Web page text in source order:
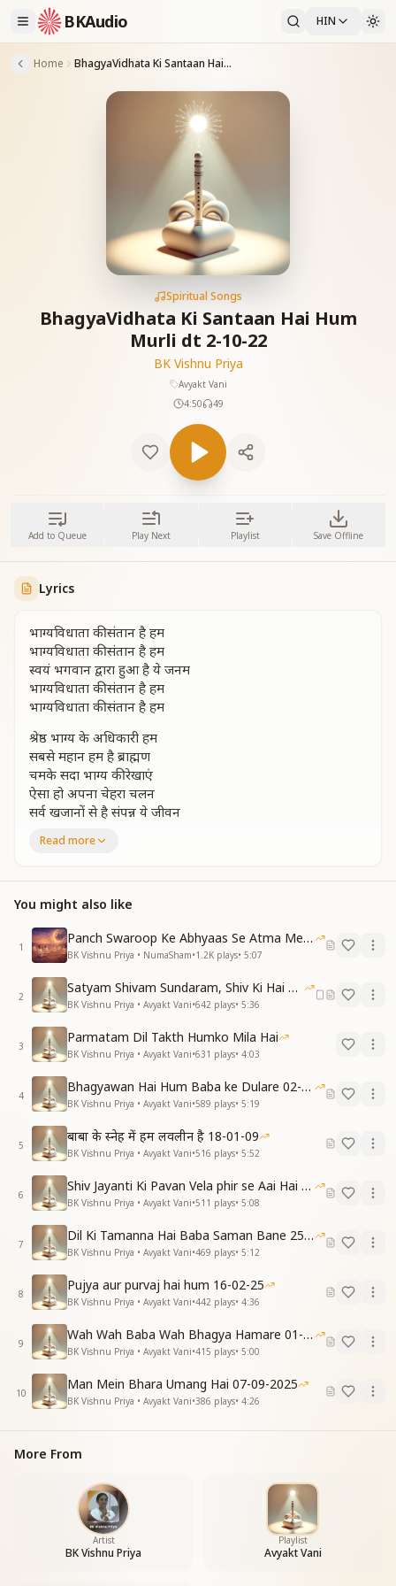
BKAudio HIN
Home BhagyaVidhata Ki Santaan Hai Hum Murli dt 2-10-22
Spiritual Songs
BhagyaVidhata Ki Santaan Hai Hum
Murli dt 2-10-22
BK Vishnu Priya
Avyakt Vani
4:50
49
Add to Queue Play Next Playlist Save Offline
Lyrics
भाग्यविधाता की संतान है हम
भाग्यविधाता की संतान है हम
स्वयं भगवान द्वारा हुआ है ये जनम
भाग्यविधाता की संतान है हम
भाग्यविधाता की संतान है हम
श्रेष्ठ भाग्य के अधिकारी हम
सबसे महान हम है ब्राह्मण
चमके सदा भाग्य की रेखाएं
ऐसा हो अपना चेहरा चलन
सर्व खजानों से है संपन्न ये जीवन
भाग्यविधाता की संतान है हम
बाप और शिक्षक सद्गुरु
तीनों रूपों में भगवान मिले
एक द्वारा सब कुछ पा लिया
वर्सा पढ़ाई वरदान मिले
परमात्म पालना से बने है भाग्यवान
भाग्यविधाता की संतान है हम
भाग्यविधाता की संतान है हम
एक जन्म की ही पढ़ाई से
स्वर्ग का राज्यभाग्य पाते हम
मुहब्बत की झूले में झुलते
उड़ती कला में उड़ते रहते हम
यूंही पवित्र जीवन वरदानों की खान
भाग्यविधाता की संतान है हम
भाग्यविधाता की संतान है हम
स्वयं भगवान द्वारा हुआ है ये जनम
भाग्यविधाता की संतान है हम
भाग्यविधाता की संतान है हम
Read more
You might also like
1
Panch Swaroop Ke Abhyaas Se Atma Mein Shakti
BK Vishnu Priya • NumaSham•1.2K plays• 5:07
2
Satyam Shivam Sundaram, Shiv Ki Hai Hum Santan 09-11-2025
BK Vishnu Priya • Avyakt Vani•642 plays• 5:36
3
Parmatam Dil Takth Humko Mila Hai
BK Vishnu Priya • Avyakt Vani•631 plays• 4:03
4
Bhagyawan Hai Hum Baba ke Dulare 02-03-2025
BK Vishnu Priya • Avyakt Vani•589 plays• 5:19
5
बाबा के स्नेह में हम लवलीन है 18-01-09
BK Vishnu Priya • Avyakt Vani•516 plays• 5:52
6
Shiv Jayanti Ki Pavan Vela phir se Aai Hai 23-02-2025
BK Vishnu Priya • Avyakt Vani•511 plays• 5:08
7
Dil Ki Tamanna Hai Baba Saman Bane 25-01-2026
BK Vishnu Priya • Avyakt Vani•469 plays• 5:12
8
Pujya aur purvaj hai hum 16-02-25
BK Vishnu Priya • Avyakt Vani•442 plays• 4:36
9
Wah Wah Baba Wah Bhagya Hamare 01-02-2026
BK Vishnu Priya • Avyakt Vani•415 plays• 5:00
10
Man Mein Bhara Umang Hai 07-09-2025
BK Vishnu Priya • Avyakt Vani•386 plays• 4:26
More From
Artist
BK Vishnu Priya
Playlist
Avyakt Vani